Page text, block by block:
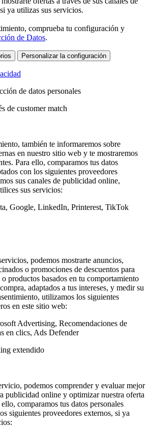
ya utilizas sus servicios.
comprueba tu configuración y
de Datos.
Personalizar la configuración
de datos personales
de customer match
también te informaremos sobre
en nuestro sitio web y te mostraremos
Para ello, comparamos tus datos
con los siguientes proveedores
sus canales de publicidad online,
sus servicios:
Google, LinkedIn, Printerest, TikTok
podemos mostrarte anuncios,
o promociones de descuentos para
productos basados en tu comportamiento
adaptados a tus intereses, y medir su
utilizamos los siguientes
en este sitio web:
Advertising, Recomendaciones de
en clics, Ads Defender
extendido
podemos comprender y evaluar mejor
publicidad online y optimizar nuestra oferta
comparamos tus datos personales
siguientes proveedores externos, si ya